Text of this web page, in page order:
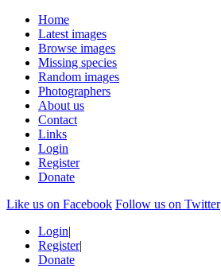
Home
Latest images
Browse images
Missing species
Random images
Photographers
About us
Contact
Links
Login
Register
Donate
Like us on Facebook Follow us on Twitter
Login|
Register|
Donate